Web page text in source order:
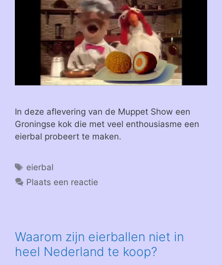
In deze aflevering van de Muppet Show een
Groningse kok die met veel enthousiasme een
eierbal probeert te maken.
Tags
eierbal
Plaats een reactie
Waarom zijn eierballen niet in
heel Nederland te koop?